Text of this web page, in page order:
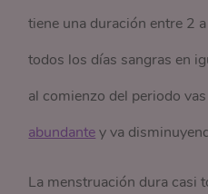
tiene una duración entre 2
todos los días sangras en
al comienzo del periodo
abundantey va
La menstruación dura casi